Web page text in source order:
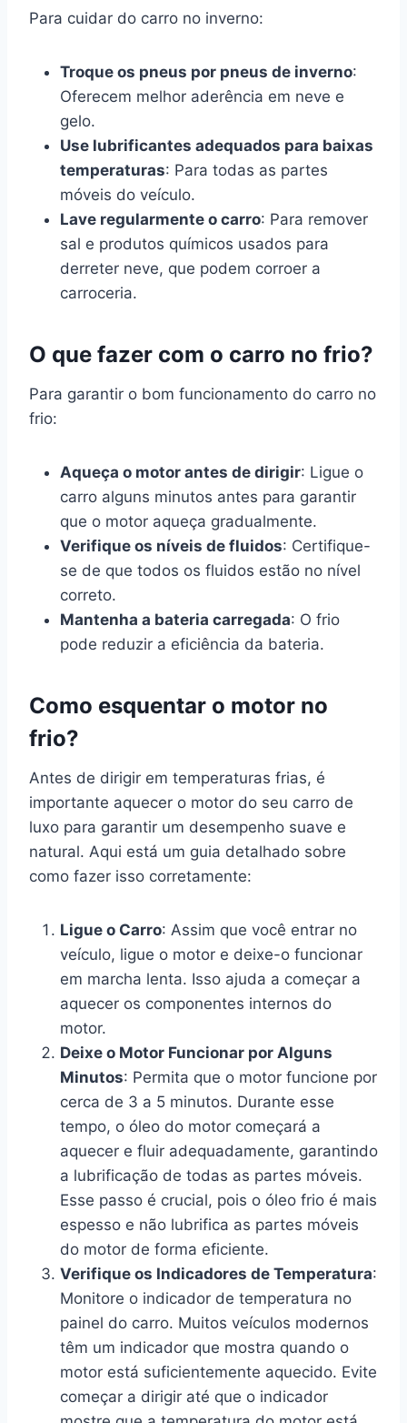
Para cuidar do carro no inverno:
Troque os pneus por pneus de inverno:
Oferecem melhor aderência em neve e
gelo.
Use lubrificantes adequados para baixas
temperaturas: Para todas as partes
móveis do veículo.
Lave regularmente o carro: Para remover
sal e produtos químicos usados para
derreter neve, que podem corroer a
carroceria.
O que fazer com o carro no frio?
Para garantir o bom funcionamento do carro no
frio:
Aqueça o motor antes de dirigir: Ligue o
carro alguns minutos antes para garantir
que o motor aqueça gradualmente.
Verifique os níveis de fluidos: Certifique-
se de que todos os fluidos estão no nível
correto.
Mantenha a bateria carregada: O frio
pode reduzir a eficiência da bateria.
Como esquentar o motor no
frio?
Antes de dirigir em temperaturas frias, é
importante aquecer o motor do seu carro de
luxo para garantir um desempenho suave e
natural. Aqui está um guia detalhado sobre
como fazer isso corretamente:
Ligue o Carro: Assim que você entrar no
veículo, ligue o motor e deixe-o funcionar
em marcha lenta. Isso ajuda a começar a
aquecer os componentes internos do
motor.
Deixe o Motor Funcionar por Alguns
Minutos: Permita que o motor funcione por
cerca de 3 a 5 minutos. Durante esse
tempo, o óleo do motor começará a
aquecer e fluir adequadamente, garantindo
a lubrificação de todas as partes móveis.
Esse passo é crucial, pois o óleo frio é mais
espesso e não lubrifica as partes móveis
do motor de forma eficiente.
Verifique os Indicadores de Temperatura:
Monitore o indicador de temperatura no
painel do carro. Muitos veículos modernos
têm um indicador que mostra quando o
motor está suficientemente aquecido. Evite
começar a dirigir até que o indicador